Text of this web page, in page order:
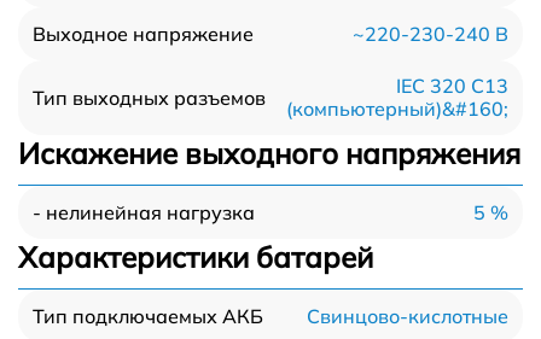
Выходное напряжение ~220-230-240 В
Тип выходных разъемов
IEC 320 C13
(компьютерный)&#160;
Искажение выходного напряжения
- нелинейная нагрузка 5 %
Характеристики батарей
Тип подключаемых АКБ Свинцово-кислотные